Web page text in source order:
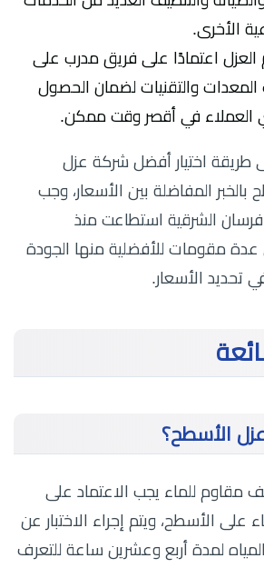
الأخرى.
العزل اعتمادًا على فريق مدرب على
والتقنيات لضمان الحصول
العملاء في أقصر وقت ممكن.
طريقة اختيار أفضل شركة عزل
بالخبر المفاضلة بين الأسعار، وجب
فرسان الشرقية استطاعت منذ
عدة مقومات للأفضلية منها الجودة
تحديد الأسعار.
الأسطح؟
مقاوم للماء يجب الاعتماد على
على الأسطح، ويتم إجراء الاختبار عن
لمدة أربع وعشرين ساعة للتعرف